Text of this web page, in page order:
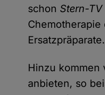
schon Stern-TV
Ersatzpräparate.
Hinzu kommen
anbieten, so